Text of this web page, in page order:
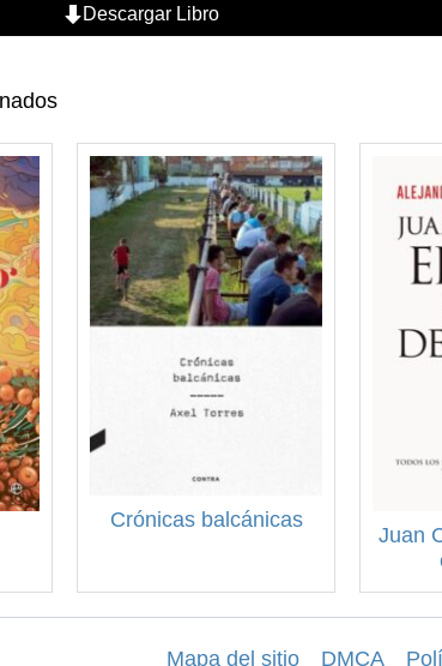
Descargar Libro
Crónicas balcánicas
Juan
Mapa del sitio DMCA